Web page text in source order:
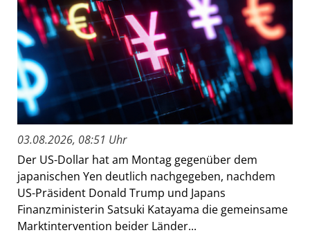
03.08.2026, 08:51 Uhr
Der US-Dollar hat am Montag gegenüber dem
japanischen Yen deutlich nachgegeben, nachdem
US-Präsident Donald Trump und Japans
Finanzministerin Satsuki Katayama die gemeinsame
Marktintervention beider Länder...